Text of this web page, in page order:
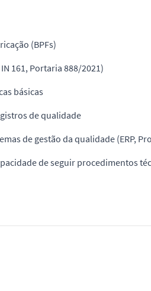
(BPFs)
161, Portaria 888/2021)
básicas
de qualidade
de gestão da qualidade (ERP,
de seguir procedimentos